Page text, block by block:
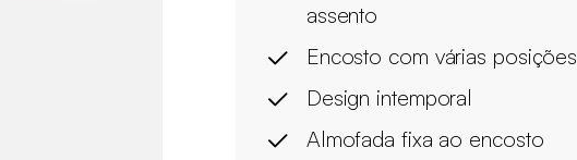
assento
Encosto com várias posições
Design intemporal
Almofada fixa ao encosto